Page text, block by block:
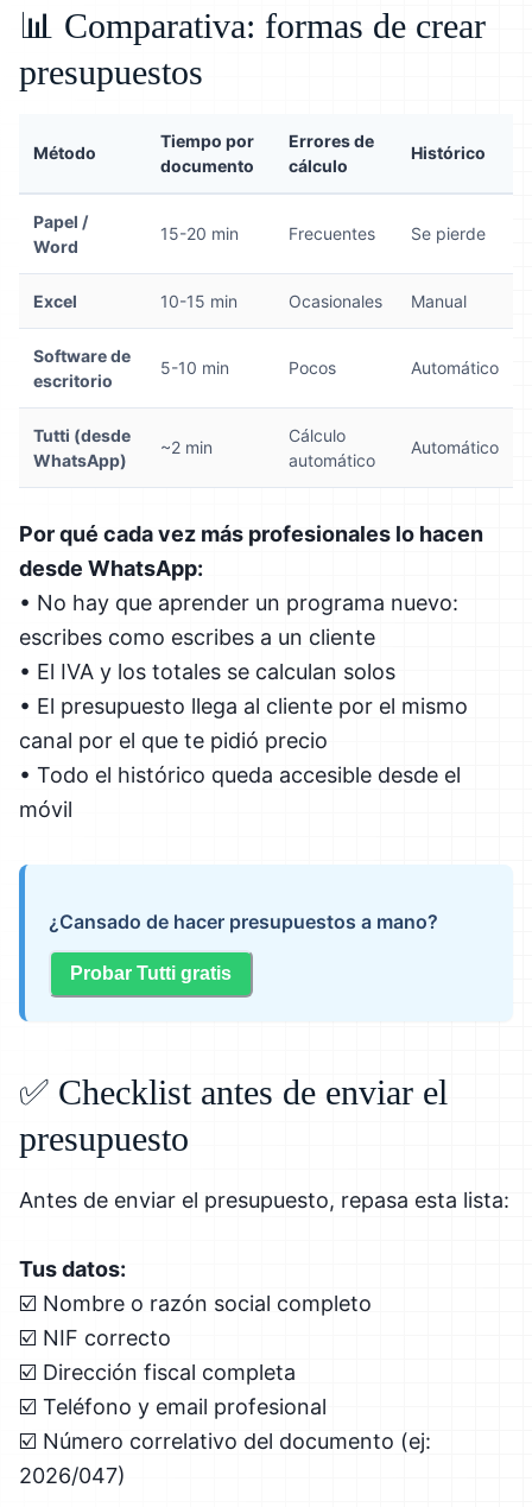
📊 Comparativa: formas de crear
presupuestos
Método
Tiempo por
documento
Errores de
cálculo
Histórico
Papel /
Word
15-20 min Frecuentes Se pierde
Excel 10-15 min Ocasionales Manual
Software de
escritorio
5-10 min Pocos Automático
Tutti (desde
WhatsApp)
~2 min
Cálculo
automático
Automático
Por qué cada vez más profesionales lo hacen
desde WhatsApp:
• No hay que aprender un programa nuevo:
escribes como escribes a un cliente
• El IVA y los totales se calculan solos
• El presupuesto llega al cliente por el mismo
canal por el que te pidió precio
• Todo el histórico queda accesible desde el
móvil
¿Cansado de hacer presupuestos a mano?
Probar Tutti gratis
✅ Checklist antes de enviar el
presupuesto
Antes de enviar el presupuesto, repasa esta lista:
Tus datos:
☑️ Nombre o razón social completo
☑️ NIF correcto
☑️ Dirección fiscal completa
☑️ Teléfono y email profesional
☑️ Número correlativo del documento (ej:
2026/047)